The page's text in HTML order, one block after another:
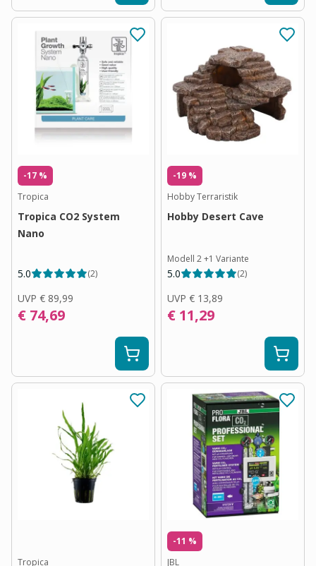
-17 %
Tropica
Tropica CO2 System
Nano
5.0 (2)
UVP € 89,99
€ 74,69
-19 %
Hobby Terraristik
Hobby Desert Cave
Modell 2+1 Variante
5.0 (2)
UVP € 13,89
€ 11,29
Tropica
-11 %
JBL